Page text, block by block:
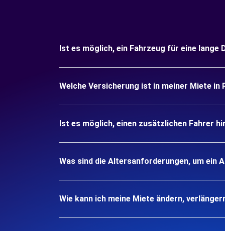
Ist es möglich, ein Fahrzeug für eine lange
Welche Versicherung ist in meiner Miete in
Ist es möglich, einen zusätzlichen Fahrer
Was sind die Altersanforderungen, um ein
Wie kann ich meine Miete ändern,